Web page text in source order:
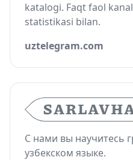
katalogi. Faqt faol
statistikasi bilan.
uztelegram.com
С нами вы научитесь
узбекском языке.